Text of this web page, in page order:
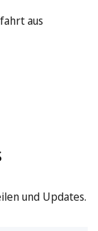
aus
und Updates.